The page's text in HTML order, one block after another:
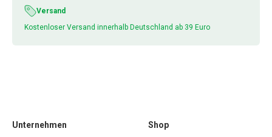
Versand
Kostenloser Versand innerhalb Deutschland ab 39 Euro
Unternehmen Shop